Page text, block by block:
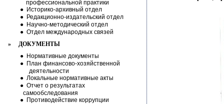
профессиональной практики
● Историко-архивный отдел
● Редакционно-издательский отдел
● Научно-методический отдел
● Отдел международных связей
»
ДОКУМЕНТЫ
● Нормативные документы
● План финансово-хозяйственной
деятельности
● Локальные нормативные акты
● Отчет о результатах
самообследования
● Противодействие коррупции